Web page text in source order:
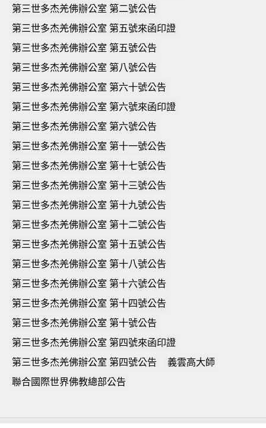
第三世多杰羌佛辦公室 第二號公告
第三世多杰羌佛辦公室 第五號來函印證
第三世多杰羌佛辦公室 第五號公告
第三世多杰羌佛辦公室 第八號公告
第三世多杰羌佛辦公室 第六十號公告
第三世多杰羌佛辦公室 第六號來函印證
第三世多杰羌佛辦公室 第六號公告
第三世多杰羌佛辦公室 第十一號公告
第三世多杰羌佛辦公室 第十七號公告
第三世多杰羌佛辦公室 第十三號公告
第三世多杰羌佛辦公室 第十九號公告
第三世多杰羌佛辦公室 第十二號公告
第三世多杰羌佛辦公室 第十五號公告
第三世多杰羌佛辦公室 第十八號公告
第三世多杰羌佛辦公室 第十六號公告
第三世多杰羌佛辦公室 第十四號公告
第三世多杰羌佛辦公室 第十號公告
第三世多杰羌佛辦公室 第四號來函印證
第三世多杰羌佛辦公室 第四號公告
義雲高大師
聯合國際世界佛教總部公告